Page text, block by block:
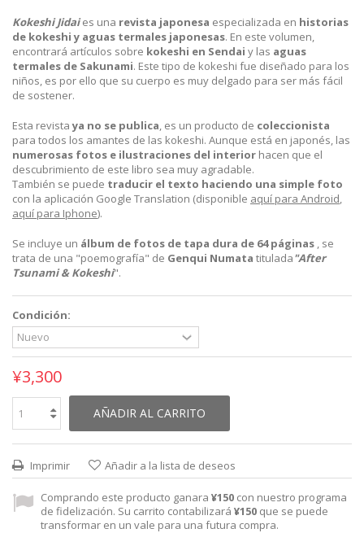
Kokeshi Jidaies una revista japonesa especializada en historias
de kokeshi y aguas termales japonesas. En este volumen,
encontrará artículos sobre kokeshi en Sendai y las aguas
termales de Sakunami. Este tipo de kokeshi fue diseñado para los
niños, es por ello que su cuerpo es muy delgado para ser más fácil
de sostener.
Esta revistaya no se publica, es un producto de coleccionista
para todos los amantes de las kokeshi. Aunque está en japonés, las
numerosas fotos e ilustraciones del interior hacen que el
descubrimiento de este libro sea muy agradable.
También se puede traducir el texto haciendo una simple foto
con la aplicación Google Translation (disponible aquí para Android,
aquí para Iphone).
Se incluye un álbum de fotos de tapa dura de 64 páginas , se
trata de una "poemografía" de Genqui Numata titulada"After
Tsunami & Kokeshi".
Condición:
¥3,300
AÑADIR AL CARRITO
Imprimir Añadir a la lista de deseos
Comprando este producto ganara ¥150 con nuestro programa
de fidelización. Su carrito contabilizará ¥150 que se puede
transformar en un vale para una futura compra.